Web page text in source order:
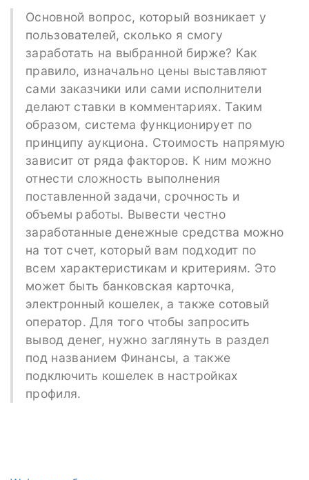
Основной вопрос, который возникает у
пользователей, сколько я смогу
заработать на выбранной бирже? Как
правило, изначально цены выставляют
сами заказчики или сами исполнители
делают ставки в комментариях. Таким
образом, система функционирует по
принципу аукциона. Стоимость напрямую
зависит от ряда факторов. К ним можно
отнести сложность выполнения
поставленной задачи, срочность и
объемы работы. Вывести честно
заработанные денежные средства можно
на тот счет, который вам подходит по
всем характеристикам и критериям. Это
может быть банковская карточка,
электронный кошелек, а также сотовый
оператор. Для того чтобы запросить
вывод денег, нужно заглянуть в раздел
под названием Финансы, а также
подключить кошелек в настройках
профиля.